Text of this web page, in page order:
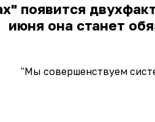
появится
июня она станет
"Мы совершенствуем